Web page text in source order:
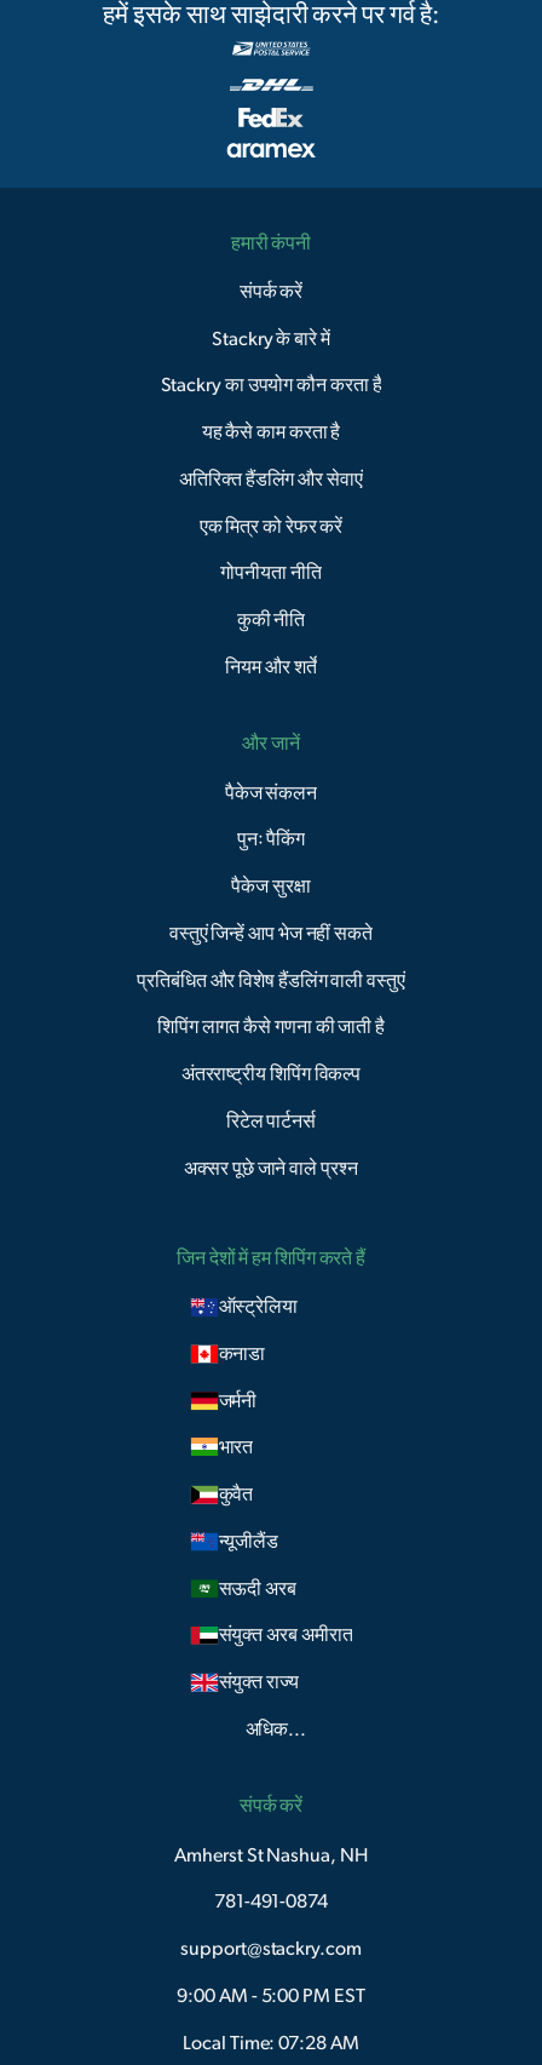
हमें इसके साथ साझेदारी करने पर गर्व है:
हमारी कंपनी
संपर्क करें
Stackry के बारे में
Stackry का उपयोग कौन करता है
यह कैसे काम करता है
अतिरिक्त हैंडलिंग और सेवाएं
एक मित्र को रेफर करें
गोपनीयता नीति
कुकी नीति
नियम और शर्तें
और जानें
पैकेज संकलन
पुनः पैकिंग
पैकेज सुरक्षा
वस्तुएं जिन्हें आप भेज नहीं सकते
प्रतिबंधित और विशेष हैंडलिंग वाली वस्तुएं
शिपिंग लागत कैसे गणना की जाती है
अंतरराष्ट्रीय शिपिंग विकल्प
रिटेल पार्टनर्स
अक्सर पूछे जाने वाले प्रश्न
जिन देशों में हम शिपिंग करते हैं
ऑस्ट्रेलिया
कनाडा
जर्मनी
भारत
कुवैत
न्यूजीलैंड
सऊदी अरब
संयुक्त अरब अमीरात
संयुक्त राज्य
अधिक...
संपर्क करें
Amherst St Nashua, NH
781-491-0874
support@stackry.com
9:00 AM - 5:00 PM EST
Local Time: 07:28 AM